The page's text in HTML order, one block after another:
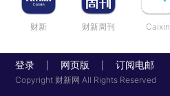
财新 财新周刊 Caixin
登录 网页版 订阅电邮
Copyright 财新网 All Rights Reserved